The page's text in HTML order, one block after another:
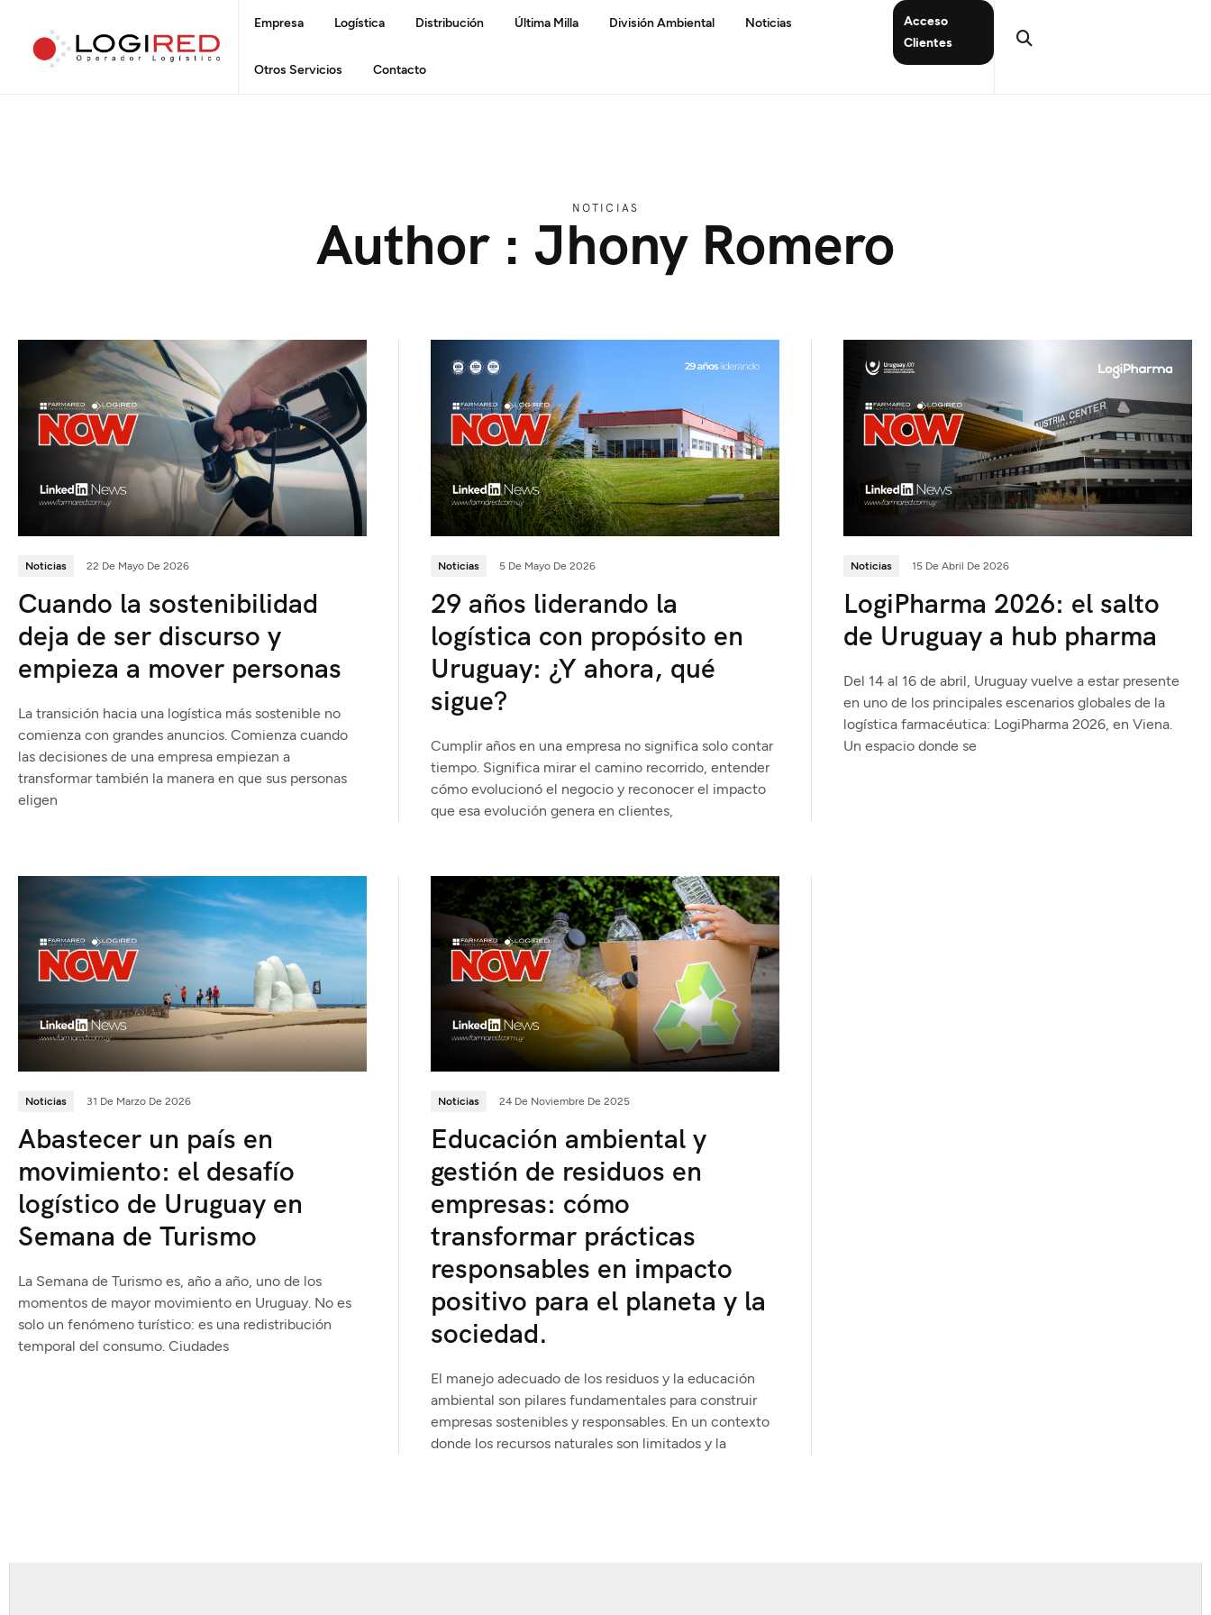
Empresa Logística Distribución Última Milla División Ambiental Noticias
Otros Servicios Contacto
Acceso
Clientes
NOTICIAS
Author : Jhony Romero
Noticias 22 De Mayo De 2026
Cuando la sostenibilidad
deja de ser discurso y
empieza a mover personas
La transición hacia una logística más sostenible no
comienza con grandes anuncios. Comienza cuando
las decisiones de una empresa empiezan a
transformar también la manera en que sus personas
eligen
Noticias 5 De Mayo De 2026
29 años liderando la
logística con propósito en
Uruguay: ¿Y ahora, qué
sigue?
Cumplir años en una empresa no significa solo contar
tiempo. Significa mirar el camino recorrido, entender
cómo evolucionó el negocio y reconocer el impacto
que esa evolución genera en clientes,
Noticias 15 De Abril De 2026
LogiPharma 2026: el salto
de Uruguay a hub pharma
Del 14 al 16 de abril, Uruguay vuelve a estar presente
en uno de los principales escenarios globales de la
logística farmacéutica: LogiPharma 2026, en Viena.
Un espacio donde se
Noticias 31 De Marzo De 2026
Abastecer un país en
movimiento: el desafío
logístico de Uruguay en
Semana de Turismo
La Semana de Turismo es, año a año, uno de los
momentos de mayor movimiento en Uruguay. No es
solo un fenómeno turístico: es una redistribución
temporal del consumo. Ciudades
Noticias 24 De Noviembre De 2025
Educación ambiental y
gestión de residuos en
empresas: cómo
transformar prácticas
responsables en impacto
positivo para el planeta y la
sociedad.
El manejo adecuado de los residuos y la educación
ambiental son pilares fundamentales para construir
empresas sostenibles y responsables. En un contexto
donde los recursos naturales son limitados y la